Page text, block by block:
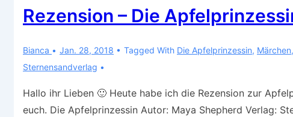
Tage
Rezension – Die
Bianca Jan. 28, 2018 Tagged With Die Apfelprinzessin, Märchen,
Sternensandverlag
Hallo ihr Lieben 🙂 Heute habe ich die Rezension zur
euch. Die Apfelprinzessin Autor: Maya Shepherd Verlag: